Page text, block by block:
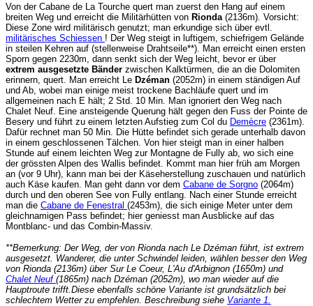
Von der Cabane de La Tourche quert man zuerst den Hang auf einem
breiten Weg und erreicht die Militärhütten von Rionda (2136m). Vorsicht:
Diese Zone wird militärisch genutzt; man erkundige sich über evtl.
militärisches Schiessen ! Der Weg steigt in luftigem, schiefrigem Gelände
in steilen Kehren auf (stellenweise Drahtseile**). Man erreicht einen ersten
Sporn gegen 2230m, dann senkt sich der Weg leicht, bevor er über
extrem ausgesetzte Bänder zwischen Kalktürmen, die an die Dolomiten
erinnern, quert. Man erreicht Le Dzéman (2052m) in einem ständigen Auf
und Ab, wobei man einige meist trockene Bachläufe quert und im
allgemeinen nach E hält; 2 Std. 10 Min. Man ignoriert den Weg nach
Chalet Neuf. Eine ansteigende Querung hält gegen den Fuss der Pointe de
Besery und führt zu einem letzten Aufstieg zum Col du Demècre (2361m).
Dafür rechnet man 50 Min. Die Hütte befindet sich gerade unterhalb davon
in einem geschlossenen Tälchen. Von hier steigt man in einer halben
Stunde auf einem leichten Weg zur Montagne de Fully ab, wo sich eine
der grössten Alpen des Wallis befindet. Kommt man hier früh am Morgen
an (vor 9 Uhr), kann man bei der Käseherstellung zuschauen und natürlich
auch Käse kaufen. Man geht dann vor dem Cabane de Sorgno (2064m)
durch und den oberen See von Fully entlang. Nach einer Stunde erreicht
man die Cabane de Fenestral (2453m), die sich einige Meter unter dem
gleichnamigen Pass befindet; hier geniesst man Ausblicke auf das
Montblanc- und das Combin-Massiv.
**Bemerkung: Der Weg, der von Rionda nach Le Dzéman führt, ist extrem
ausgesetzt. Wanderer, die unter Schwindel leiden, wählen besser den Weg
von Rionda (2136m) über Sur Le Coeur, L'Au d'Arbignon (1650m) und
Chalet Neuf (1865m) nach Dzéman (2052m), wo man wieder auf die
Hauptroute trifft.Diese ebenfalls schöne Variante ist grundsätzlich bei
schlechtem Wetter zu empfehlen. Beschreibung siehe Variante 1.